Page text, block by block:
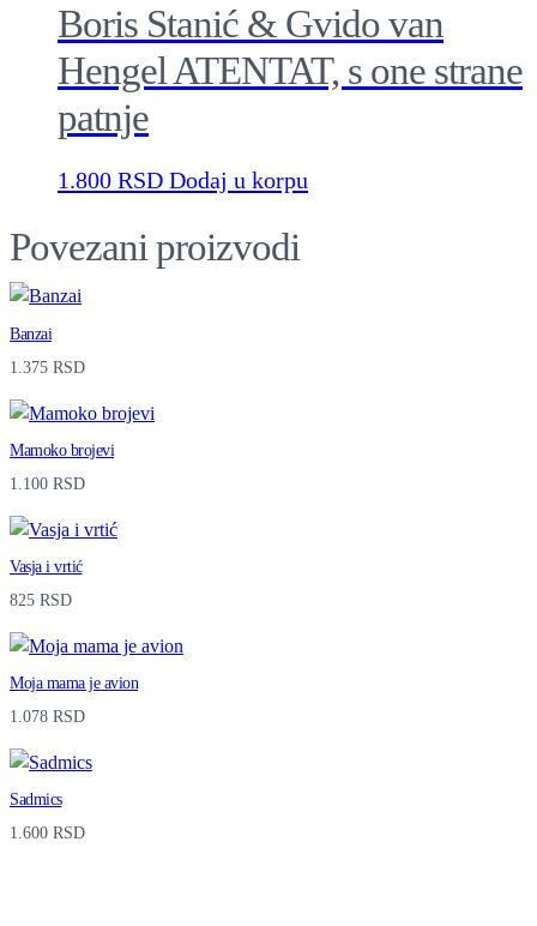
Boris Stanić & Gvido van
Hengel ATENTAT, s one strane
patnje
1.800 RSD Dodaj u korpu
Povezani proizvodi
Banzai
1.375 RSD
Mamoko brojevi
1.100 RSD
Vasja i vrtić
825 RSD
Moja mama je avion
1.078 RSD
Sadmics
1.600 RSD